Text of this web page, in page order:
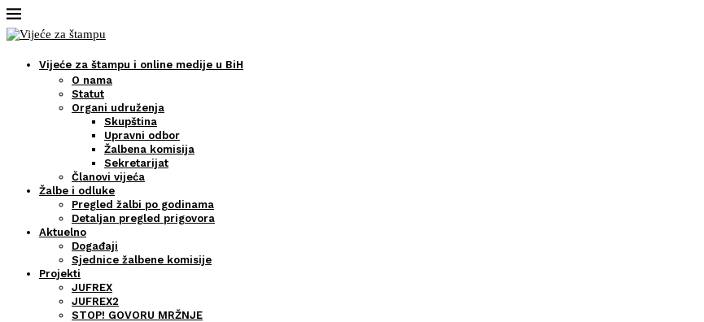
Vijeće za štampu i online medije u BiH
O nama
Statut
Organi udruženja
Skupština
Upravni odbor
Žalbena komisija
Sekretarijat
Članovi vijeća
Žalbe i odluke
Pregled žalbi po godinama
Detaljan pregled prigovora
Aktuelno
Događaji
Sjednice žalbene komisije
Projekti
JUFREX
JUFREX2
STOP! GOVORU MRŽNJE